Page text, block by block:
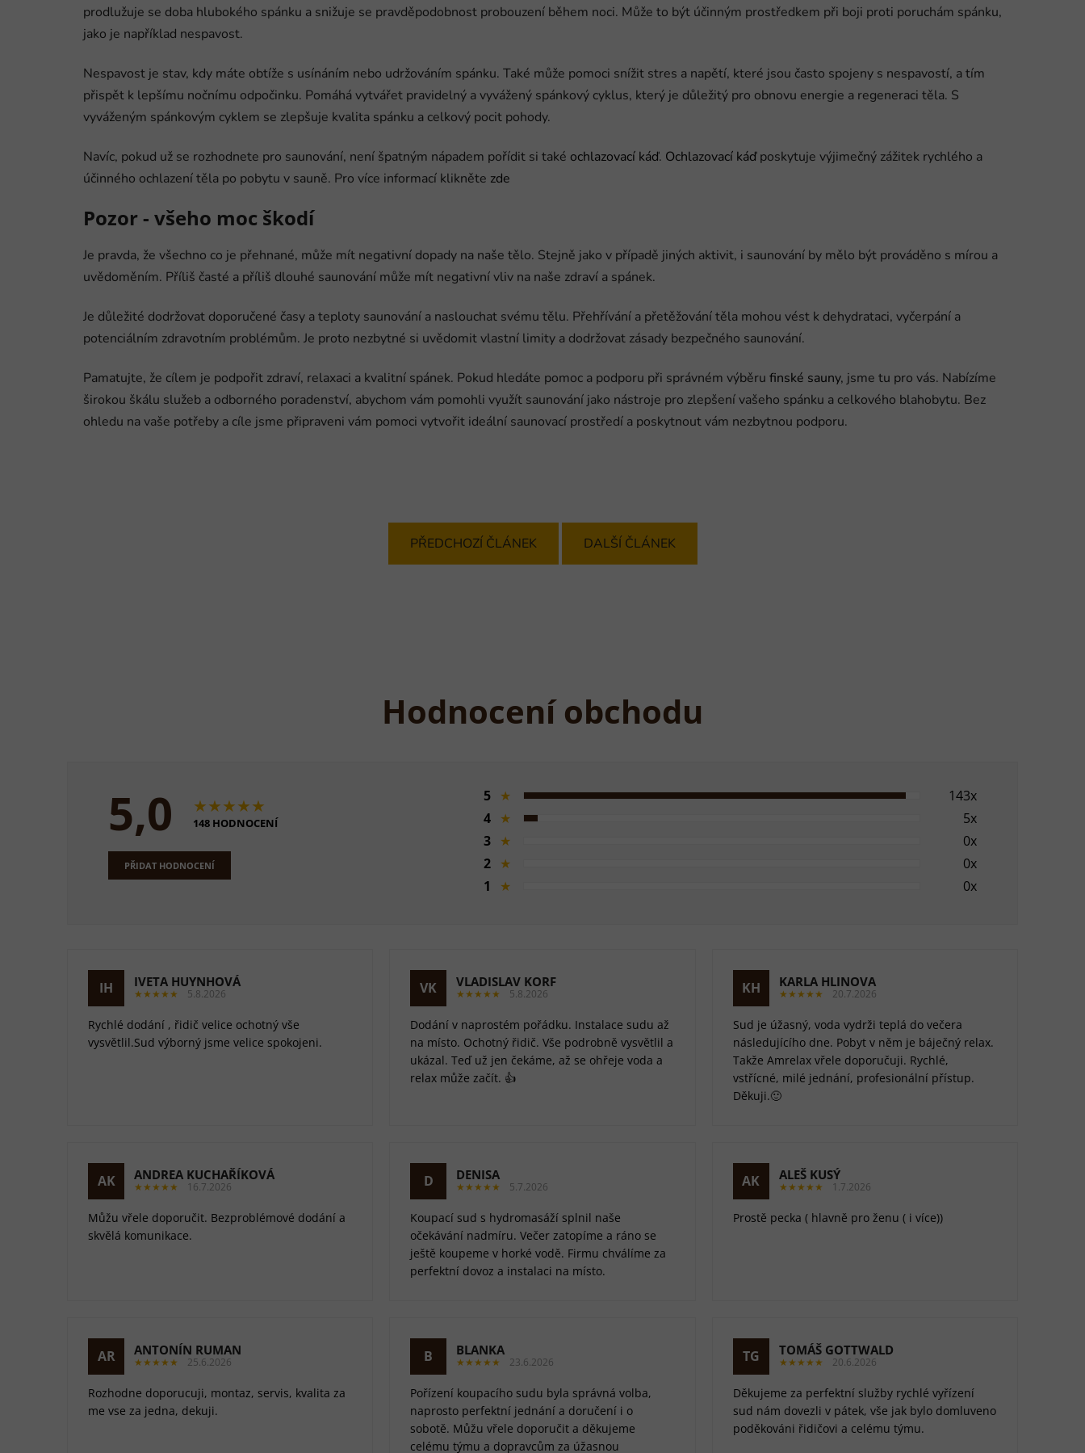
prodlužuje se doba hlubokého spánku a snižuje se pravděpodobnost probouzení během noci. Může to být účinným prostředkem při boji proti poruchám spánku,
jako je například nespavost.
Nespavost je stav, kdy máte obtíže s usínáním nebo udržováním spánku. Také může pomoci snížit stres a napětí, které jsou často spojeny s nespavostí, a tím
přispět k lepšímu nočnímu odpočinku. Pomáhá vytvářet pravidelný a vyvážený spánkový cyklus, který je důležitý pro obnovu energie a regeneraci těla. S
vyváženým spánkovým cyklem se zlepšuje kvalita spánku a celkový pocit pohody.
Navíc, pokud už se rozhodnete pro saunování, není špatným nápadem pořídit si také ochlazovací káď. Ochlazovací káďposkytuje výjimečný zážitek rychlého a
účinného ochlazení těla po pobytu v sauně. Pro více informací klikněte zde
Pozor - všeho moc škodí
Je pravda, že všechno co je přehnané, může mít negativní dopady na naše tělo. Stejně jako v případě jiných aktivit, i saunování by mělo být prováděno s mírou a
uvědoměním. Příliš časté a příliš dlouhé saunování může mít negativní vliv na naše zdraví a spánek.
Je důležité dodržovat doporučené časy a teploty saunování a naslouchat svému tělu. Přehřívání a přetěžování těla mohou vést k dehydrataci, vyčerpání a
potenciálním zdravotním problémům. Je proto nezbytné si uvědomit vlastní limity a dodržovat zásady bezpečného saunování.
Pamatujte, že cílem je podpořit zdraví, relaxaci a kvalitní spánek. Pokud hledáte pomoc a podporu při správném výběru finské sauny, jsme tu pro vás. Nabízíme
širokou škálu služeb a odborného poradenství, abychom vám pomohli využít saunování jako nástroje pro zlepšení vašeho spánku a celkového blahobytu. Bez
ohledu na vaše potřeby a cíle jsme připraveni vám pomoci vytvořit ideální saunovací prostředí a poskytnout vám nezbytnou podporu.
PŘEDCHOZÍ ČLÁNEK DALŠÍ ČLÁNEK
Hodnocení obchodu
5,0 ★★★★★
148 HODNOCENÍ
PŘIDAT HODNOCENÍ
5 ★
143x
4 ★
5x
3 ★
0x
2 ★
0x
1
★ 0x
IH IVETA HUYNHOVÁ
★★★★★ 5.8.2026
Rychlé dodání , řidič velice ochotný vše
vysvětlil.Sud výborný jsme velice spokojeni.
VK VLADISLAV KORF
★★★★★ 5.8.2026
Dodání v naprostém pořádku. Instalace sudu až
na místo. Ochotný řidič. Vše podrobně vysvětlil a
ukázal. Teď už jen čekáme, až se ohřeje voda a
relax může začít. 👍
KH KARLA HLINOVA
★★★★★ 20.7.2026
Sud je úžasný, voda vydrži teplá do večera
následujícího dne. Pobyt v něm je báječný relax.
Takže Amrelax vřele doporučuji. Rychlé,
vstřícné, milé jednání, profesionální přístup.
Děkuji.🙂
AK ANDREA KUCHAŘÍKOVÁ
★★★★★ 16.7.2026
Můžu vřele doporučit. Bezproblémové dodání a
skvělá komunikace.
D DENISA
★★★★★ 5.7.2026
Koupací sud s hydromasáží splnil naše
očekávání nadmíru. Večer zatopíme a ráno se
ještě koupeme v horké vodě. Firmu chválíme za
perfektní dovoz a instalaci na místo.
AK ALEŠ KUSÝ
★★★★★ 1.7.2026
Prostě pecka ( hlavně pro ženu ( i více))
AR ANTONÍN RUMAN
★★★★★ 25.6.2026
Rozhodne doporucuji, montaz, servis, kvalita za
me vse za jedna, dekuji.
B BLANKA
★★★★★ 23.6.2026
Pořízení koupacího sudu byla správná volba,
naprosto perfektní jednání a doručení i o
sobotě. Můžu vřele doporučit a děkujeme
celému týmu a dopravcům za úžasnou
TG TOMÁŠ GOTTWALD
★★★★★ 20.6.2026
Děkujeme za perfektní služby rychlé vyřízení
sud nám dovezli v pátek, vše jak bylo domluveno
poděkováni řidičovi a celému týmu.